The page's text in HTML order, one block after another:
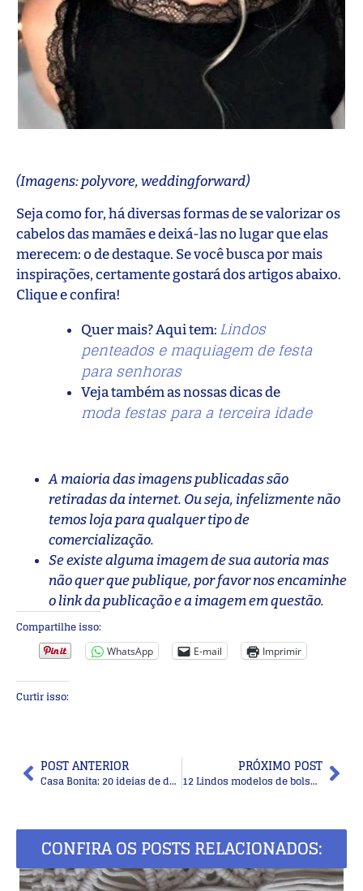
(Imagens: polyvore, weddingforward)
Seja como for, há diversas formas de se valorizar os
cabelos das mamães e deixá-las no lugar que elas
merecem: o de destaque. Se você busca por mais
inspirações, certamente gostará dos artigos abaixo.
Clique e confira!
Quer mais? Aqui tem: Lindos
penteados e maquiagem de festa
para senhoras
Veja também as nossas dicas de
moda festas para a terceira idade
A maioria das imagens publicadas são
retiradas da internet. Ou seja, infelizmente não
temos loja para qualquer tipo de
comercialização.
Se existe alguma imagem de sua autoria mas
não quer que publique, por favor nos encaminhe
o link da publicação e a imagem em questão.
Compartilhe isso:
WhatsApp E-mail Imprimir
Curtir isso:
POST ANTERIOR
Casa Bonita: 20 ideias de desenho na parede decorativas
PRÓXIMO POST
12 Lindos modelos de bolsa de crochê com receita para copiar
CONFIRA OS POSTS RELACIONADOS: